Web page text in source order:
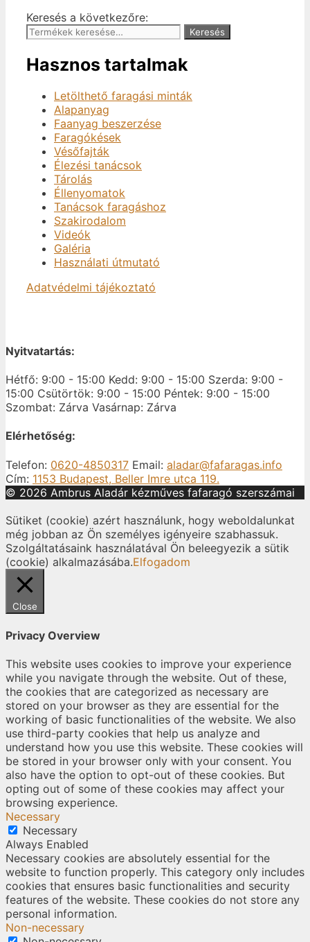
Keresés a következőre:
Keresés
Hasznos tartalmak
Letölthető faragási minták
Alapanyag
Faanyag beszerzése
Faragókések
Vésőfajták
Élezési tanácsok
Tárolás
Éllenyomatok
Tanácsok faragáshoz
Szakirodalom
Videók
Galéria
Használati útmutató
Adatvédelmi tájékoztató
Nyitvatartás:
Hétfő: 9:00 - 15:00 Kedd: 9:00 - 15:00 Szerda: 9:00 -
15:00 Csütörtök: 9:00 - 15:00 Péntek: 9:00 - 15:00
Szombat: Zárva Vasárnap: Zárva
Elérhetőség:
Telefon: 0620-4850317 Email: aladar@fafaragas.info
Cím: 1153 Budapest, Beller Imre utca 119.
© 2026 Ambrus Aladár kézműves fafaragó szerszámai
Sütiket (cookie) azért használunk, hogy weboldalunkat
még jobban az Ön személyes igényeire szabhassuk.
Szolgáltatásaink használatával Ön beleegyezik a sütik
(cookie) alkalmazásába.Elfogadom
Close
Privacy Overview
This website uses cookies to improve your experience
while you navigate through the website. Out of these,
the cookies that are categorized as necessary are
stored on your browser as they are essential for the
working of basic functionalities of the website. We also
use third-party cookies that help us analyze and
understand how you use this website. These cookies will
be stored in your browser only with your consent. You
also have the option to opt-out of these cookies. But
opting out of some of these cookies may affect your
browsing experience.
Necessary
Necessary
Always Enabled
Necessary cookies are absolutely essential for the
website to function properly. This category only includes
cookies that ensures basic functionalities and security
features of the website. These cookies do not store any
personal information.
Non-necessary